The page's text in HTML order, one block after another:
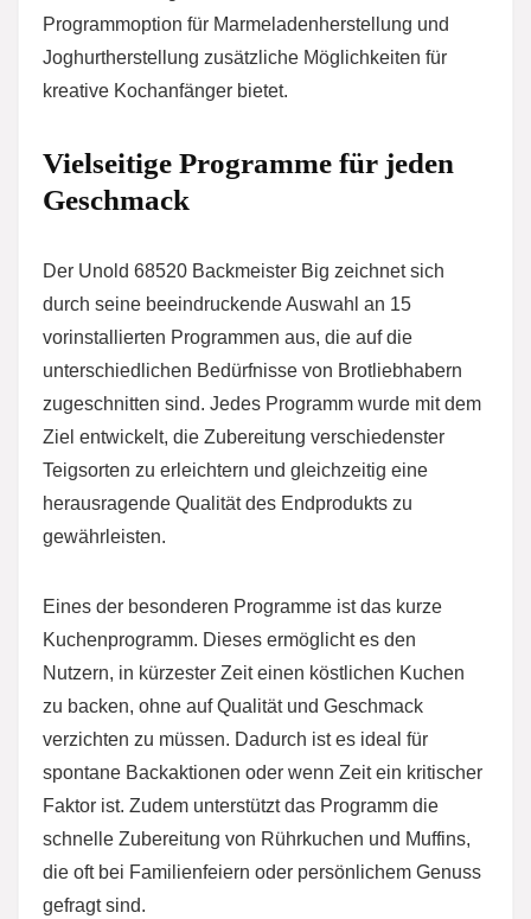
Programmoption für Marmeladenherstellung und
Joghurtherstellung zusätzliche Möglichkeiten für
kreative Kochanfänger bietet.
Vielseitige Programme für jeden
Geschmack
Der Unold 68520 Backmeister Big zeichnet sich
durch seine beeindruckende Auswahl an 15
vorinstallierten Programmen aus, die auf die
unterschiedlichen Bedürfnisse von Brotliebhabern
zugeschnitten sind. Jedes Programm wurde mit dem
Ziel entwickelt, die Zubereitung verschiedenster
Teigsorten zu erleichtern und gleichzeitig eine
herausragende Qualität des Endprodukts zu
gewährleisten.
Eines der besonderen Programme ist das kurze
Kuchenprogramm. Dieses ermöglicht es den
Nutzern, in kürzester Zeit einen köstlichen Kuchen
zu backen, ohne auf Qualität und Geschmack
verzichten zu müssen. Dadurch ist es ideal für
spontane Backaktionen oder wenn Zeit ein kritischer
Faktor ist. Zudem unterstützt das Programm die
schnelle Zubereitung von Rührkuchen und Muffins,
die oft bei Familienfeiern oder persönlichem Genuss
gefragt sind.